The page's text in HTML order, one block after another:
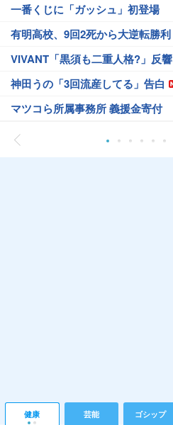
一番くじに「ガッシュ」初登場
有明高校、9回2死から大逆転勝利
VIVANT「黒須も二重人格?」反響
神田うの「3回流産してる」告白
マツコら所属事務所 義援金寄付
健康 芸能 ゴシップ